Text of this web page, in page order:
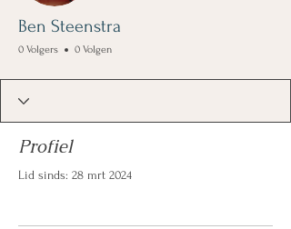
Ben Steenstra
0 Volgers 0 Volgen
Profiel
Lid sinds: 28 mrt 2024